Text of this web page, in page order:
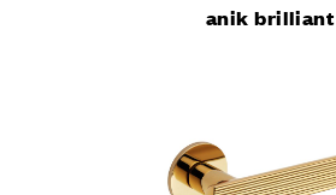
anik brilliant